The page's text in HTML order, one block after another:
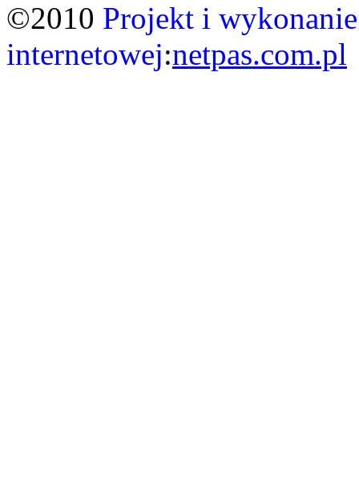
©2010 Projekt i
internetowej:netpas.com.pl